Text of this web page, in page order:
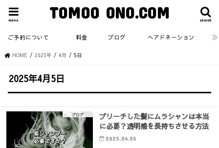
TOMOO ONO.COM search
menu
ご予約について 料金 ブログ ヘアドネーション
HOME 2025年 4月 5日
2025年4月5日
ブログ
ブリーチした髪にムラシャンは本当
に必要？透明感を長持ちさせる方法
2025.04.05